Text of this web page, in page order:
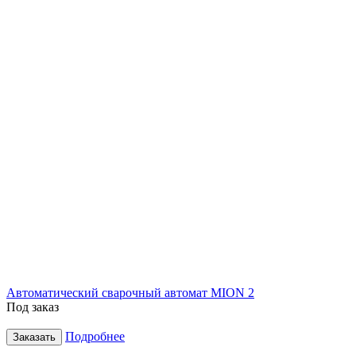
Автоматический сварочный автомат MION 2
Под заказ
Заказать Подробнее